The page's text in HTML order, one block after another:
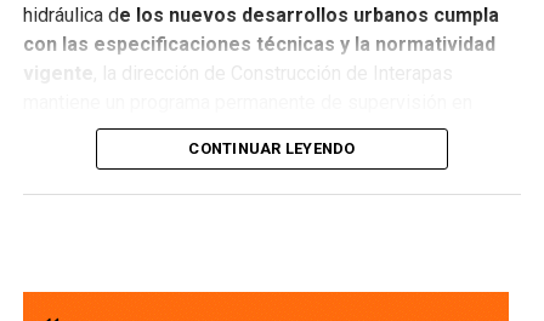
hidráulica de los nuevos desarrollos urbanos cumpla
con las especificaciones técnicas y la normatividad
vigente
, la dirección de Construcción de Interapas
fraccionamientos y centros de población que buscan
incorporarse a las redes de agua potable y drenaje.
CONTINUAR LEYENDO